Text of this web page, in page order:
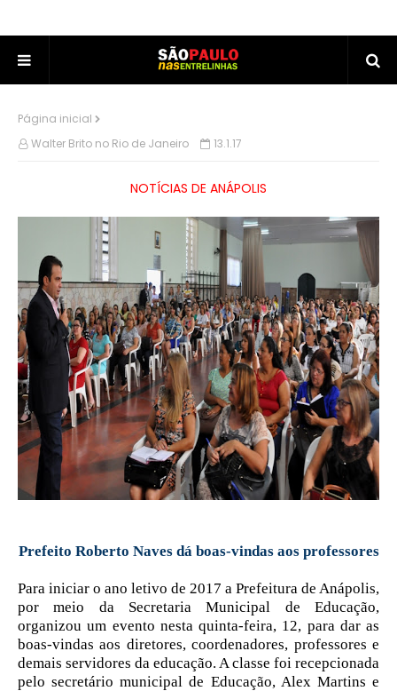
Página inicial
Walter Brito no Rio de Janeiro
13.1.17
NOTÍCIAS DE ANÁPOLIS
Prefeito Roberto Naves dá boas-vindas aos professores
Para iniciar o ano letivo de 2017 a Prefeitura de Anápolis,
por meio da Secretaria Municipal de Educação,
organizou um evento nesta quinta-feira, 12, para dar as
boas-vindas aos diretores, coordenadores, professores e
demais servidores da educação. A classe foi recepcionada
pelo secretário municipal de Educação, Alex Martins e